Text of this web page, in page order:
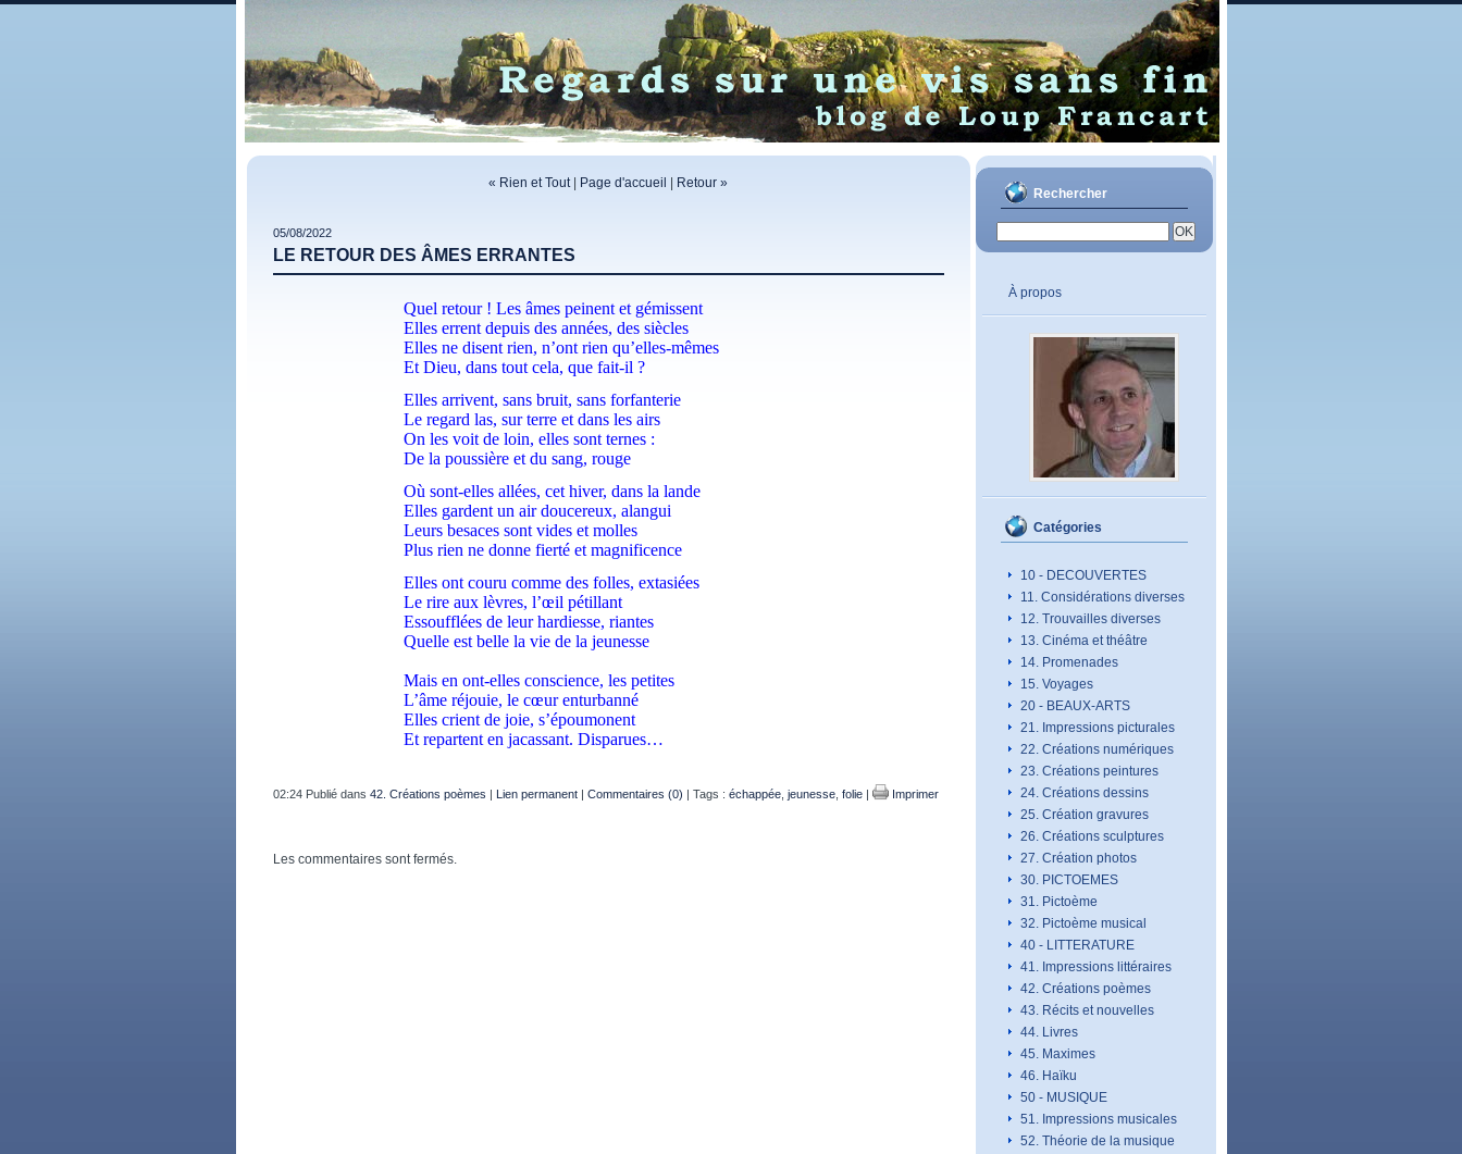
Rechercher
À propos
Catégories
10 - DECOUVERTES
11. Considérations diverses
12. Trouvailles diverses
13. Cinéma et théâtre
14. Promenades
15. Voyages
20 - BEAUX-ARTS
21. Impressions picturales
22. Créations numériques
23. Créations peintures
24. Créations dessins
25. Création gravures
26. Créations sculptures
27. Création photos
30. PICTOEMES
31. Pictoème
32. Pictoème musical
40 - LITTERATURE
41. Impressions littéraires
42. Créations poèmes
43. Récits et nouvelles
44. Livres
45. Maximes
46. Haïku
50 - MUSIQUE
51. Impressions musicales
52. Théorie de la musique
« Rien et Tout| Page d'accueil Retour »
05/08/2022
LE RETOUR DES ÂMES ERRANTES
Quel retour ! Les âmes peinent et gémissent
Elles errent depuis des années, des siècles
Elles ne disent rien, n’ont rien qu’elles-mêmes
Et Dieu, dans tout cela, que fait-il ?
Elles arrivent, sans bruit, sans forfanterie
Le regard las, sur terre et dans les airs
On les voit de loin, elles sont ternes :
De la poussière et du sang, rouge
Où sont-elles allées, cet hiver, dans la lande
Elles gardent un air doucereux, alangui
Leurs besaces sont vides et molles
Plus rien ne donne fierté et magnificence
Elles ont couru comme des folles, extasiées
Le rire aux lèvres, l’œil pétillant
Essoufflées de leur hardiesse, riantes
Quelle est belle la vie de la jeunesse
Mais en ont-elles conscience, les petites
L’âme réjouie, le cœur enturbanné
Elles crient de joie, s’époumonent
Et repartent en jacassant. Disparues…
02:24 Publié dans 42. Créations poèmes | Lien permanent| Commentaires (0) | Tags : échappée, jeunesse, folie| Imprimer
Les commentaires sont fermés.